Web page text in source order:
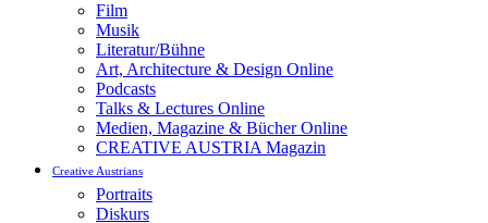
Film
Musik
Literatur/Bühne
Art, Architecture & Design Online
Podcasts
Talks & Lectures Online
Medien, Magazine & Bücher Online
CREATIVE AUSTRIA Magazin
Creative Austrians
Portraits
Diskurs